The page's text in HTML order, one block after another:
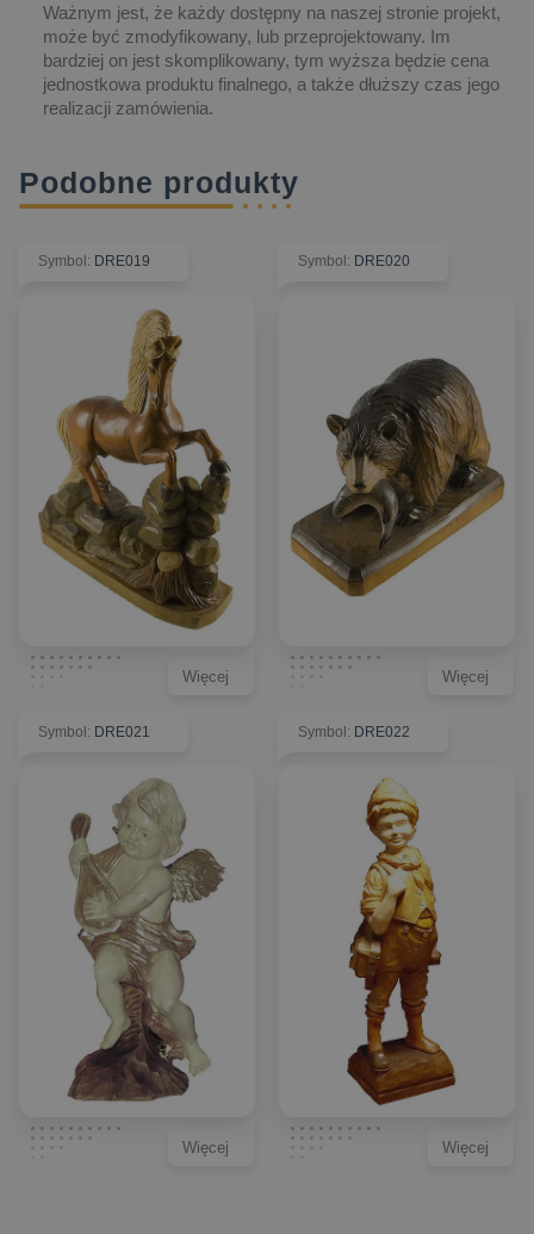
Ważnym jest, że każdy dostępny na naszej stronie projekt,
może być zmodyfikowany, lub przeprojektowany. Im
bardziej on jest skomplikowany, tym wyższa będzie cena
jednostkowa produktu finalnego, a także dłuższy czas jego
realizacji zamówienia.
Podobne produkty
Symbol: DRE019
Więcej
Symbol: DRE020
Więcej
Symbol: DRE021
Więcej
Symbol: DRE022
Więcej